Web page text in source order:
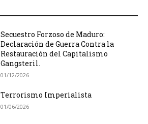
Secuestro Forzoso de Maduro:
Declaración de Guerra Contra la
Restauración del Capitalismo
Gangsteril.
01/12/2026
Terrorismo Imperialista
01/06/2026